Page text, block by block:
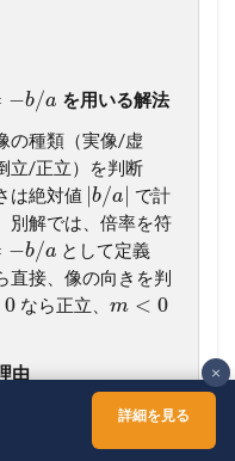
−b/a を用いる解法
の種類（実像/虚
立/正立）を判断
は絶対値 |b/a| で計
別解では、倍率を符
−b/a として定義
直接、像の向きを判
0 なら正立、 m < 0
由
類、位置、向き、大
を、
と
×
詳細を見る